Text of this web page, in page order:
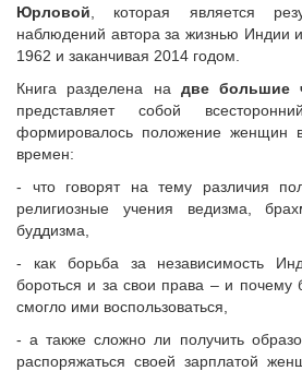
Юрловой , которая является
наблюдений автора за жизнью Индии
1962 и заканчивая 2014 годом.
Книга разделена на две большие
представляет собой
формировалось положение женщин
времен:
- что говорят на тему различия
религиозные учения ведизма,
буддизма,
- как борьба за независимость
бороться и за свои права – и почему
смогло ими воспользоваться,
- а также сложно ли получить
распоряжаться своей зарплатой